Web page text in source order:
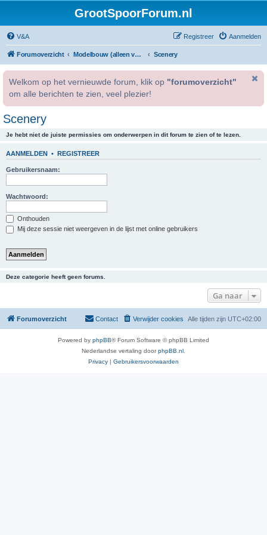
GrootSpoorForum.nl
V&A Aanmelden
Registreer
Forumoverzicht Modelbouw (alleen voor geregistreerde gebruikers). Scenery
Welkom op het vernieuwde forum, klik op "forumoverzicht"
om alle berichten te zien, veel plezier!
Scenery
Je hebt niet de juiste permissies om onderwerpen in dit forum te zien of te lezen.
AANMELDEN • REGISTREER
Gebruikersnaam:
Wachtwoord:
Onthouden
Mij deze sessie niet weergeven in de lijst met online gebruikers
Deze categorie heeft geen forums.
Ga naar
Forumoverzicht Alle tijden zijn UTC+02:00
Verwijder cookies
Contact
Powered by phpBB® Forum Software © phpBB Limited
Nederlandse vertaling doorphpBB.nl
Privacy | Gebruikersvoorwaarden